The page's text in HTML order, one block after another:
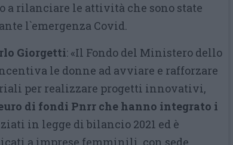
a rilanciare le attività che sono state
l`emergenza Covid.
Giorgetti: «Il Fondo del Ministero dello
le donne ad avviare e rafforzare
per realizzare progetti innovativi,
di fondi Pnrr che hanno integrato i
in legge di bilancio 2021 ed è
a imprese femminili con sede